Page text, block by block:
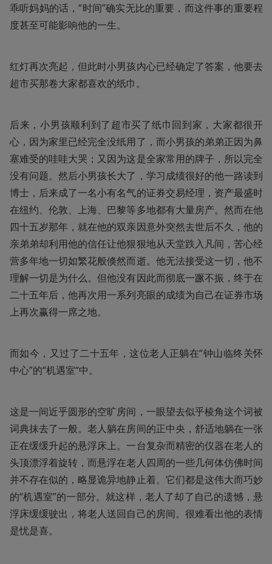
乖听妈妈的话，“时间”确实无比的重要，而这件事的重要程
度甚至可能影响他的一生。
红灯再次亮起，但此时小男孩内心已经确定了答案，他要去
超市买那卷大家都喜欢的纸巾。
后来，小男孩顺利到了超市买了纸巾回到家，大家都很开
心，因为家里已经完全没纸用了，而小男孩的弟弟正因为鼻
塞难受的哇哇大哭；又因为这是全家常用的牌子，所以完全
没有问题。然后小男孩长大了，学习成绩很好的他一路读到
博士，后来成了一名小有名气的证券交易经理，资产最盛时
在纽约、伦敦、上海、巴黎等多地都有大量房产。然而在他
四十五岁那年，就在他的双亲因意外突然去世后不久，他的
亲弟弟却利用他的信任让他狠狠地从天堂跌入凡间，苦心经
营多年地一切如繁花般倏然而逝。他无法接受这一切，他不
理解一切是为什么。但他没有因此而彻底一蹶不振，终于在
二十五年后，他再次用一系列亮眼的成绩为自己在证券市场
上再次赢得一席之地。
而如今，又过了二十五年，这位老人正躺在“钟山临终关怀
中心”的“机遇室“中。
这是一间近乎圆形的空旷房间，一眼望去似乎棱角这个词被
词典抹去了一般。老人躺在房间的正中央，舒适地躺在一张
正在缓缓升起的悬浮床上。一台复杂而精密的仪器在老人的
头顶漂浮着旋转，而悬浮在老人四周的一些几何体仿佛时间
并不存在似的，略显诡异地静止着。它们都是这伟大而巧妙
的“机遇室”的一部分。就这样，老人了却了自己的遗憾，悬
浮床缓缓驶出，将老人送回自己的房间。很难看出他的表情
是忧是喜。